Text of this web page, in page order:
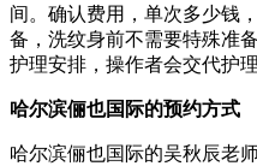
间。确认费用，单次多少钱
备，洗纹身前不需要特殊准
护理安排，操作者会交代护
哈尔滨俪也国际的预约方式
哈尔滨俪也国际的吴秋辰老